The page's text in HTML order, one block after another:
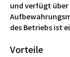
und verfügt
des Betriebs ist
Vorteile